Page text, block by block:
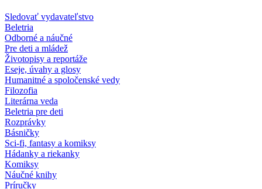
Sledovať vydavateľstvo
Beletria
Odborné a náučné
Pre deti a mládež
Životopisy a reportáže
Eseje, úvahy a glosy
Humanitné a spoločenské vedy
Filozofia
Literárna veda
Beletria pre deti
Rozprávky
Básničky
Sci-fi, fantasy a komiksy
Hádanky a riekanky
Komiksy
Náučné knihy
Príručky